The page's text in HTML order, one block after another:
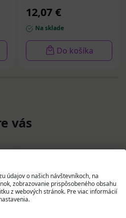
12,07 €
Na sklade
Do košíka
vás
údajov o našich návštevníkoch, na
zobrazovanie prispôsobeného obsahu
z webových stránok. Pre viac informácií